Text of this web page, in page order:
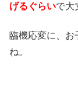
げるぐらいで大
臨機応変に、お
ね。